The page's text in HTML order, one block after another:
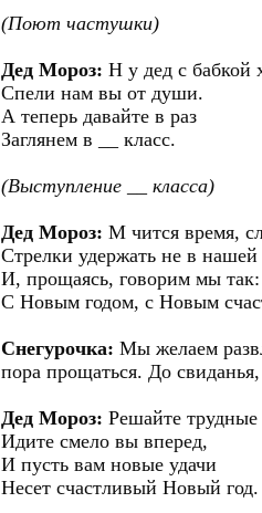
(Поют частушки)
Дед Мороз: Н у дед с бабкой
Спели нам вы от души.
А теперь давайте в раз
Заглянем в __ класс.
(Выступление __ класса)
Дед Мороз: М чится время,
Стрелки удержать не в нашей
И, прощаясь, говорим мы так:
С Новым годом, с Новым
Снегурочка: Мы желаем
пора прощаться. До
Дед Мороз: Решайте трудные
Идите смело вы вперед,
И пусть вам новые удачи
Несет счастливый Новый год.